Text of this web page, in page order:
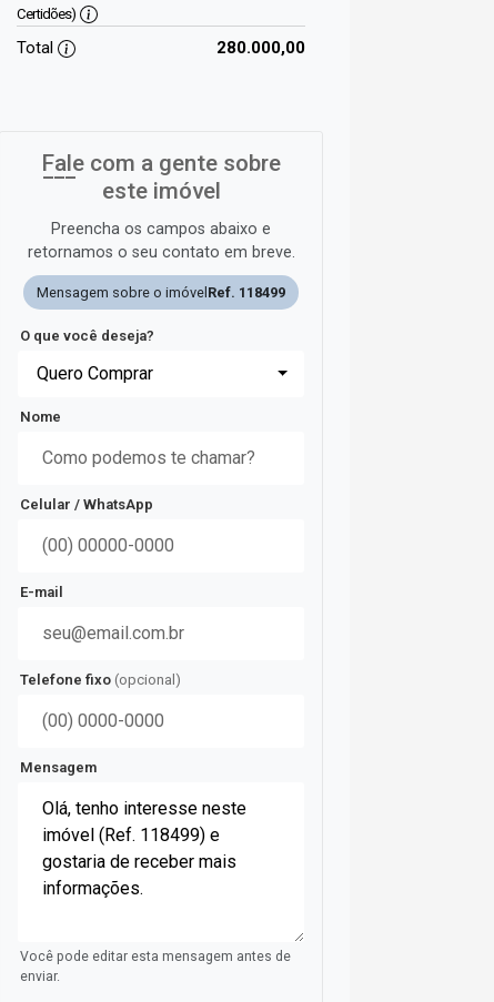
Certidões)
Total 280.000,00
Fale com a gente sobre
este imóvel
Preencha os campos abaixo e
retornamos o seu contato em breve.
Mensagem sobre o imóvel Ref. 118499
O que você deseja?
Quero Comprar
Nome
Celular / WhatsApp
E-mail
Telefone fixo (opcional)
Mensagem
Você pode editar esta mensagem antes de
enviar.